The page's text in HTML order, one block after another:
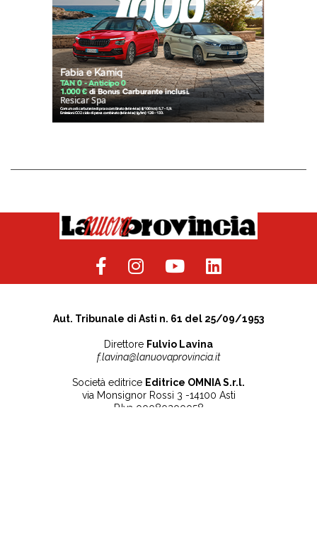
Aut. Tribunale di Asti n. 61 del 25/09/1953
Direttore Fulvio Lavina
f.lavina@lanuovaprovincia.it
Società editrice Editrice OMNIA S.r.l.
via Monsignor Rossi 3 -14100 Asti
P.Iva 00080200058